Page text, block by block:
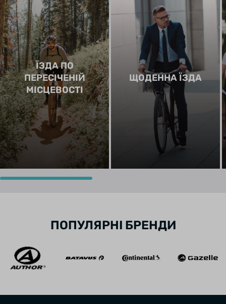
ЇЗДА ПО
ПЕРЕСІЧЕНІЙ
МІСЦЕВОСТІ
ЩОДЕННА ЇЗДА
ПОПУЛЯРНІ БРЕНДИ